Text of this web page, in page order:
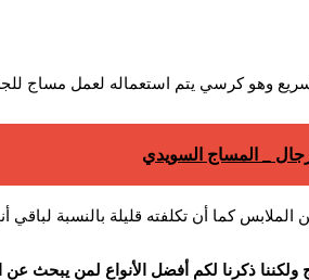
وهو كرسي يتم استعماله لعمل مساج
_ المساج السويدي
كما أن تكلفته قليلة بالنسبة لباقي
ولكننا ذكرنا لكم أفضل الأنواع لمن